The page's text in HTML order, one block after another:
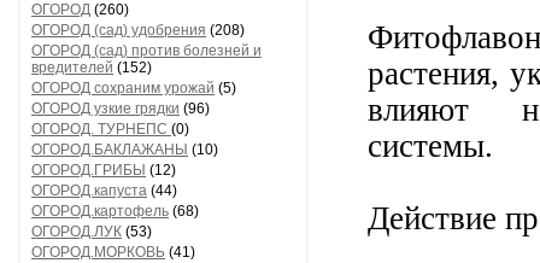
ОГОРОД (260)
ОГОРОД (сад) удобрения (208)
ОГОРОД (сад) против болезней и
вредителей (152)
ОГОРОД сохраним урожай (5)
ОГОРОД узкие грядки (96)
ОГОРОД. ТУРНЕПС (0)
ОГОРОД.БАКЛАЖАНЫ (10)
ОГОРОД.ГРИБЫ (12)
ОГОРОД.капуста (44)
ОГОРОД.картофель (68)
ОГОРОД.ЛУК (53)
ОГОРОД.МОРКОВЬ (41)
растения,
влияют
системы.
Действие